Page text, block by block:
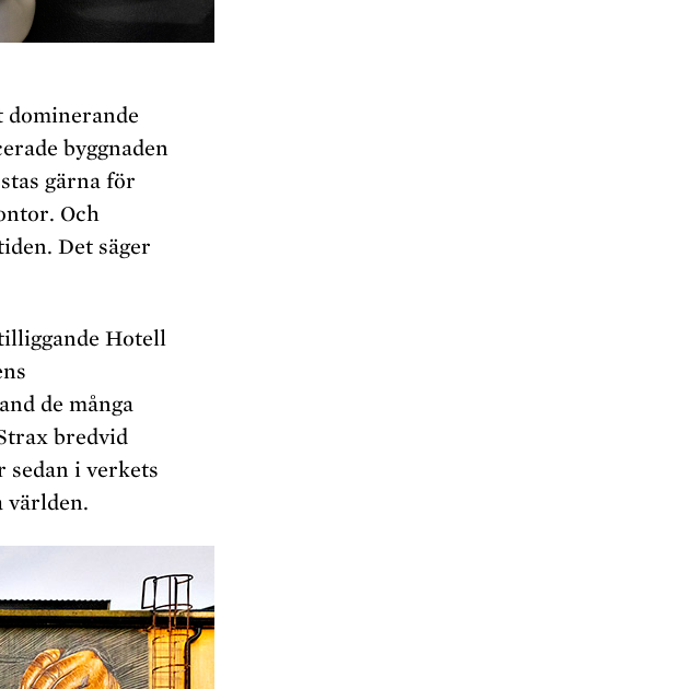
dominerande
byggnaden
gärna för
Och
Det säger
Hotell
de många
bredvid
sedan i verkets
världen.